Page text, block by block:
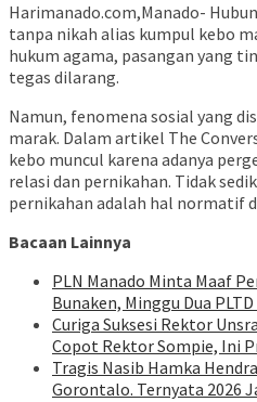
Harimanado.com,Manado-
tanpa nikah alias kumpul kebo
hukum agama, pasangan yang
tegas dilarang.
Namun, fenomena sosial yang
marak. Dalam artikel The
kebo muncul karena adanya
relasi dan pernikahan. Tidak
pernikahan adalah hal normatif
Bacaan Lainnya
PLN Manado Minta Maaf
Bunaken, Minggu Dua
Curiga Suksesi Rektor
Copot Rektor Sompie, Ini
Tragis Nasib Hamka
Gorontalo. Ternyata 2026